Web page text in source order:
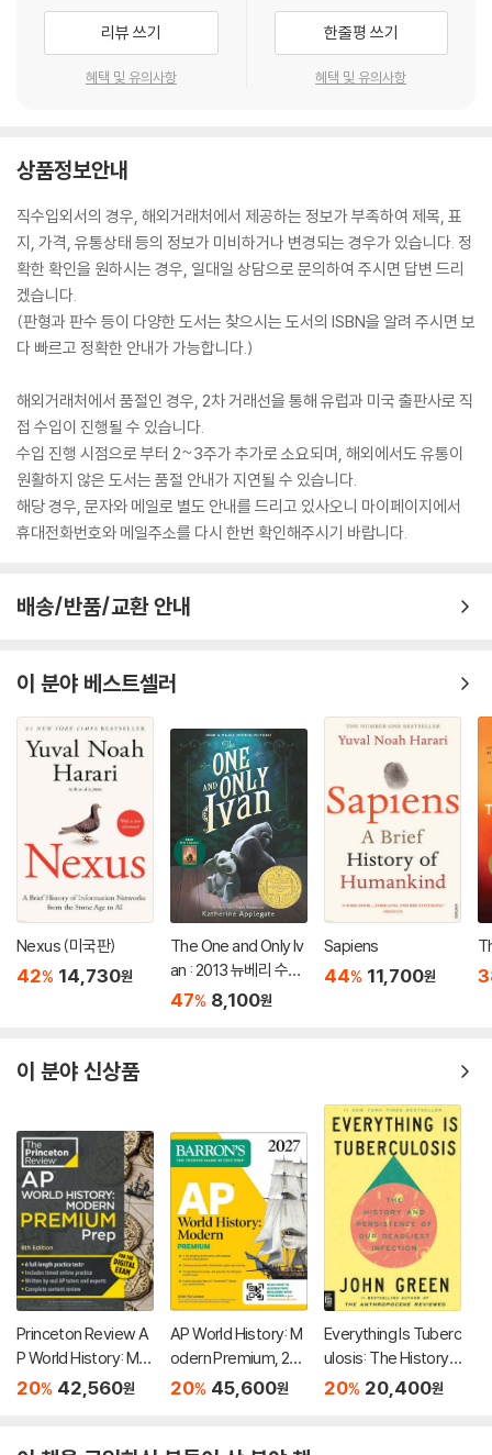
리뷰 쓰기
혜택 및 유의사항
한줄평 쓰기
혜택 및 유의사항
상품정보안내
직수입외서의 경우, 해외거래처에서 제공하는 정보가 부족하여 제목, 표
지, 가격, 유통상태 등의 정보가 미비하거나 변경되는 경우가 있습니다. 정
확한 확인을 원하시는 경우, 일대일 상담으로 문의하여 주시면 답변 드리
겠습니다.
(판형과 판수 등이 다양한 도서는 찾으시는 도서의 ISBN을 알려 주시면 보
다 빠르고 정확한 안내가 가능합니다.)
해외거래처에서 품절인 경우, 2차 거래선을 통해 유럽과 미국 출판사로 직
접 수입이 진행될 수 있습니다.
수입 진행 시점으로 부터 2~3주가 추가로 소요되며, 해외에서도 유통이
원활하지 않은 도서는 품절 안내가 지연될 수 있습니다.
해당 경우, 문자와 메일로 별도 안내를 드리고 있사오니 마이페이지에서
휴대전화번호와 메일주소를 다시 한번 확인해주시기 바랍니다.
배송/반품/교환 안내
이 분야 베스트셀러
Nexus (미국판)
42% 14,730원
The One and Only Iv
an : 2013 뉴베리 수상
작
47% 8,100원
Sapiens
44% 11,700원
이 분야 신상품
Princeton Review A
P World History: Mo
dern Premium Prep,
20% 42,560원
AP World History: M
odern Premium, 202
7: Prep Book With 5
20% 45,600원
Everything Is Tuberc
ulosis: The History a
nd Persistence of O
20% 20,400원